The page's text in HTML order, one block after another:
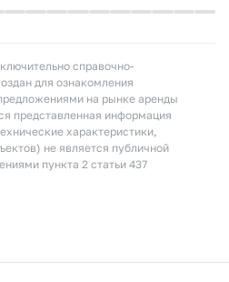
справочно-
для ознакомления
на рынке аренды
представленная информация
характеристики,
не является публичной
пункта 2 статьи 437